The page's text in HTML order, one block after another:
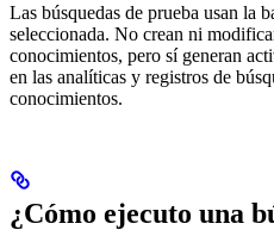
Las búsquedas de prueba usan la
seleccionada. No crean ni
conocimientos, pero sí generan
en las analíticas y registros de
conocimientos.
¿Cómo ejecuto una